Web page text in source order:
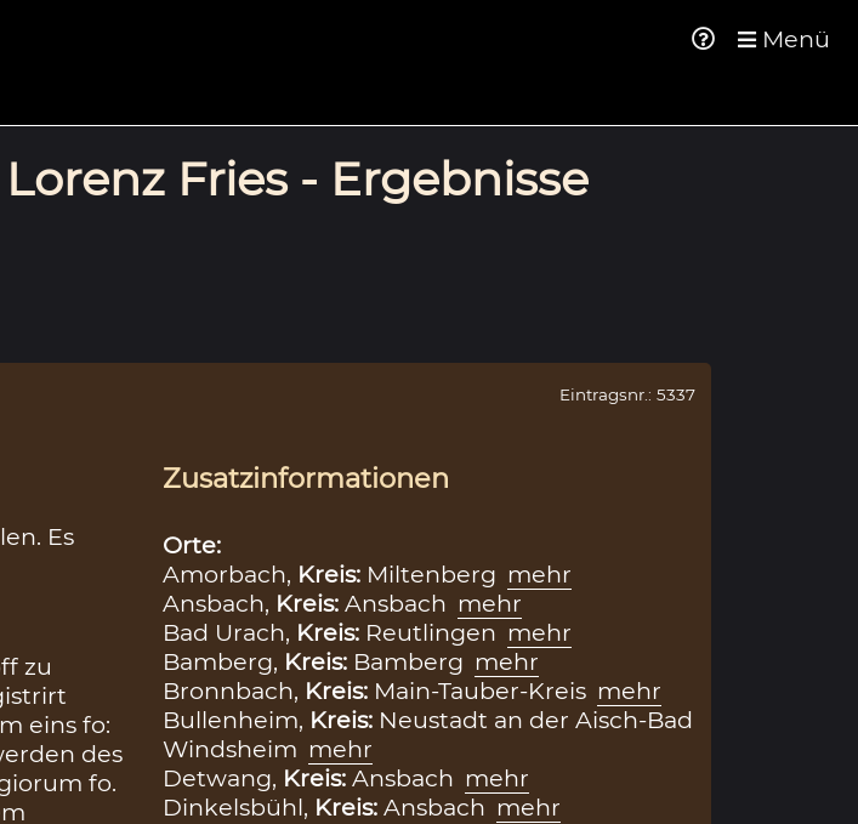
Menü
Fries - Ergebnisse
Es
zu
eins fo:
des
fo.
Eintragsnr.: 5337
Zusatzinformationen
Orte:
Amorbach, Kreis: Miltenberg mehr
Ansbach, Kreis: Ansbach mehr
Bad Urach, Kreis: Reutlingen mehr
Bamberg, Kreis: Bamberg mehr
Bronnbach, Kreis: Main-Tauber-Kreis mehr
Bullenheim, Kreis: Neustadt an der Aisch-Bad
Windsheim mehr
Detwang, Kreis: Ansbach mehr
Dinkelsbühl, Kreis: Ansbach mehr